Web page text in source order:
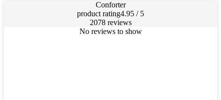
Conforter
product rating4.95 / 5
2078 reviews
No reviews to show